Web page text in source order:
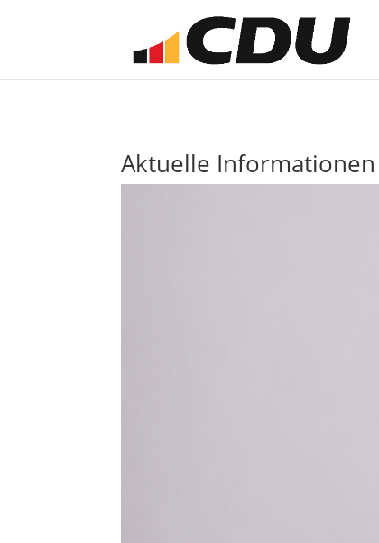
Aktuelle